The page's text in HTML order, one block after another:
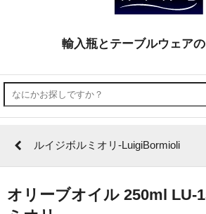
輸入瓶とテーブルウェア
ルイジボルミオリ-LuigiBormioli
オリーブオイル 250ml LU-